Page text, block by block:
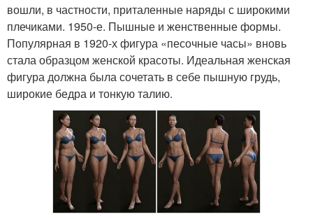
вошли, в частности, приталенные наряды с широкими
плечиками. 1950-е. Пышные и женственные формы.
Популярная в 1920-х фигура «песочные часы» вновь
стала образцом женской красоты. Идеальная женская
фигура должна была сочетать в себе пышную грудь,
широкие бедра и тонкую талию.